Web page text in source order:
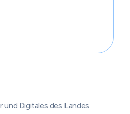
Digitales des Landes